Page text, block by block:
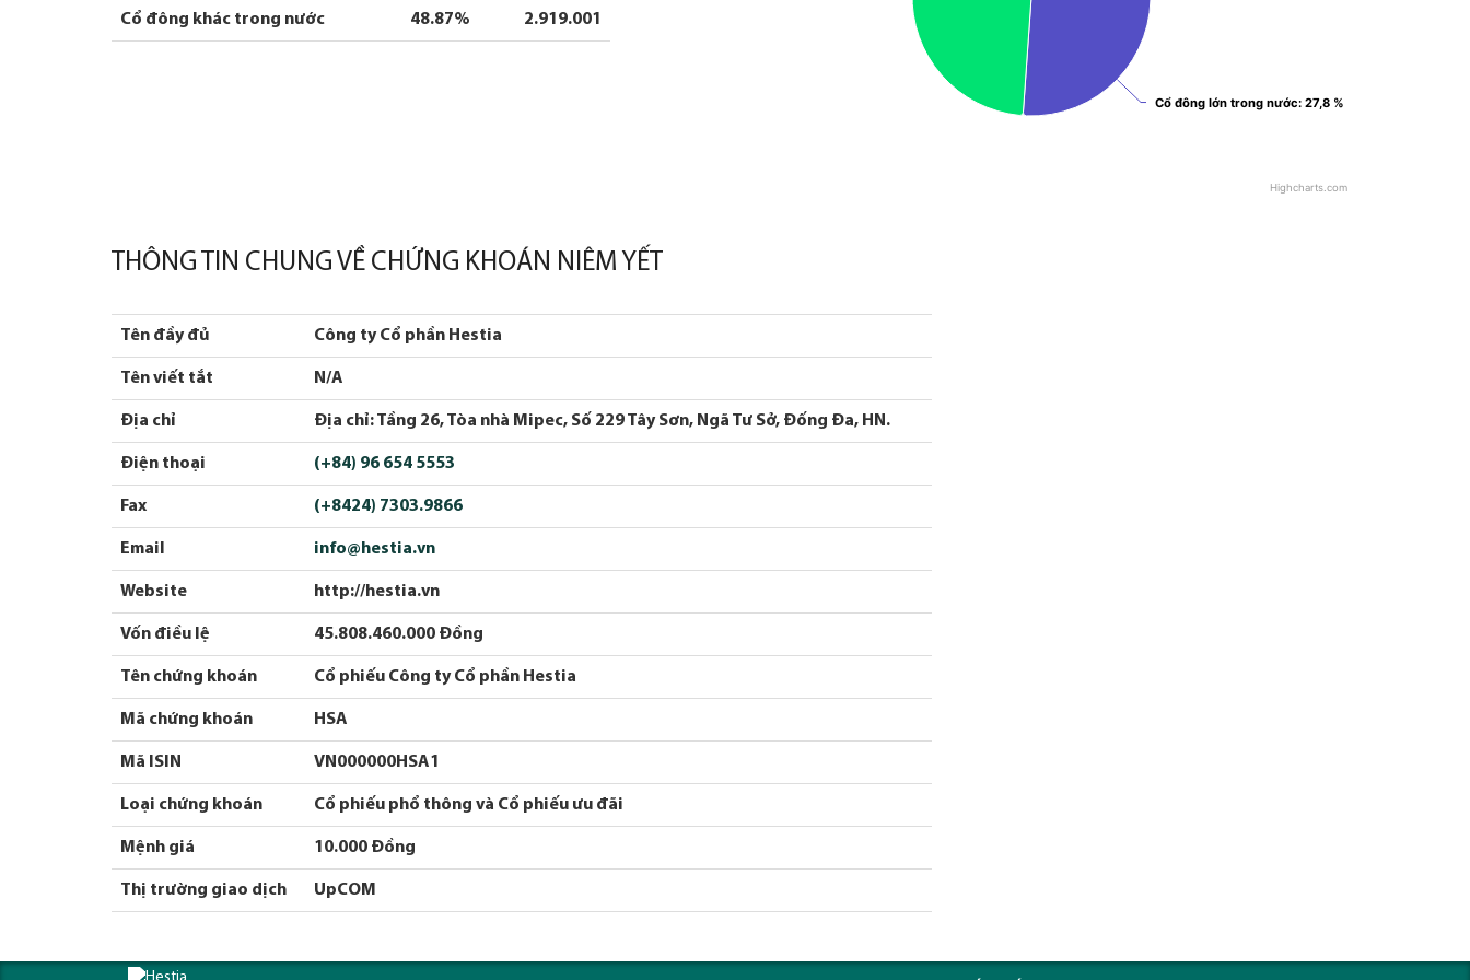
Cổ đông khác trong nước 48.87% 2.919.001
Cổ đông lớn trong nước: 27,8 %
Cổ đông lớn trong nước: 27,8 %
Highcharts.com
THÔNG TIN CHUNG VỀ CHỨNG KHOÁN NIÊM YẾT
Tên đầy đủ Công ty Cổ phần Hestia
Tên viết tắt N/A
Địa chỉ Địa chỉ: Tầng 26, Tòa nhà Mipec, Số 229 Tây Sơn, Ngã Tư Sở, Đống Đa, HN.
Điện thoại (+84) 96 654 5553
Fax (+8424) 7303.9866
Email info@hestia.vn
Website http://hestia.vn
Vốn điều lệ 45.808.460.000 Đồng
Tên chứng khoán Cổ phiếu Công ty Cổ phần Hestia
Mã chứng khoán HSA
Mã ISIN VN000000HSA1
Loại chứng khoán Cổ phiếu phổ thông và Cổ phiếu ưu đãi
Mệnh giá 10.000 Đồng
Thị trường giao dịch UpCOM